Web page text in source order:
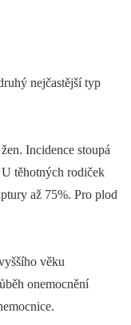
nejčastější typ
Incidence stoupá
těhotných rodiček
až 75%. Pro plod
věku
onemocnění